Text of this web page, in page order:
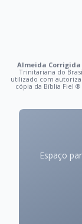
Almeida Corrigida
Trinitariana do
utilizado com
cópia da Bíblia Fiel
Espaço